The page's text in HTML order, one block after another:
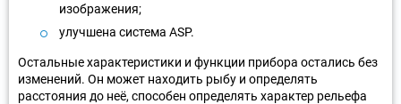
изображения;
улучшена система ASP.
Остальные характеристики и функции прибора остались без
изменений. Он может находить рыбу и определять
расстояния до неё, способен определять характер рельефа